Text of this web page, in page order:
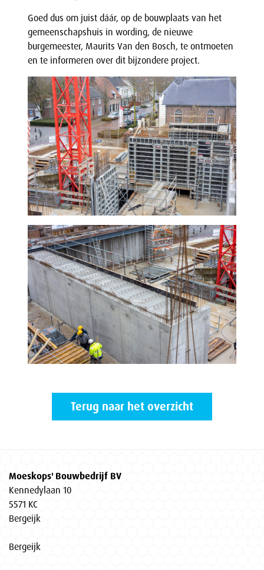
Goed dus om juist dáár, op de bouwplaats van het
gemeenschapshuis in wording, de nieuwe
burgemeester, Maurits Van den Bosch, te ontmoeten
en te informeren over dit bijzondere project.
Terug naar het overzicht
Moeskops' Bouwbedrijf BV
Kennedylaan 10
5571 KC
Bergeijk
Bergeijk